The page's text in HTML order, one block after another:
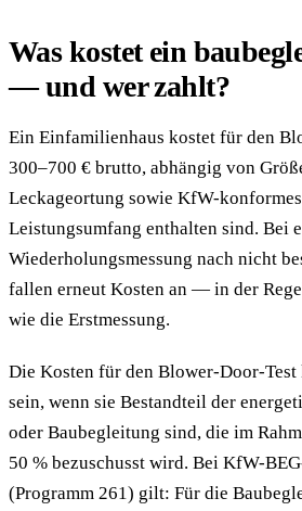
Was kostet ein
— und wer zahlt?
Ein Einfamilienhaus kostet für den
300–700 € brutto, abhängig von
Leckageortung sowie KfW-
Leistungsumfang enthalten sind. Bei
Wiederholungsmessung nach nicht
fallen erneut Kosten an — in der
wie die Erstmessung.
Die Kosten für den Blower-Door-
sein, wenn sie Bestandteil der
oder Baubegleitung sind, die im
50 % bezuschusst wird. Bei KfW-
(Programm 261) gilt: Für die